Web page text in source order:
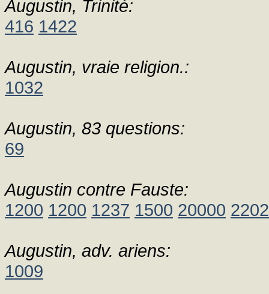
Augustin, Trinité:
416 1422
Augustin, vraie religion.:
1032
Augustin, 83 questions:
69
Augustin contre Fauste:
1200 1200 1237 1500 20000
Augustin, adv. ariens:
1009